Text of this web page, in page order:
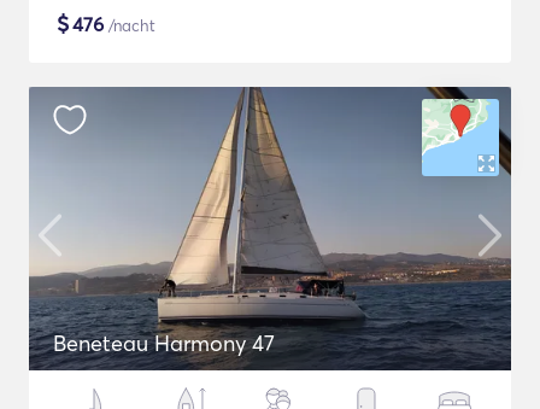
$476 /nacht
Beneteau Harmony 47